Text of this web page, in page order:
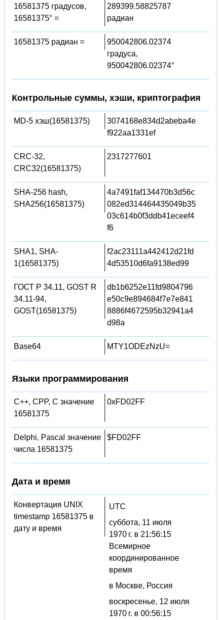
16581375 градусов,
16581375° =
289399.58825787
радиан
16581375 радиан =
950042806.02374
градуса,
950042806.02374°
Контрольные суммы, хэши, криптография
MD-5 хэш(16581375)
3074168e834d2abeba4e
f922aa1331ef
CRC-32,
CRC32(16581375)
2317277601
SHA-256 hash,
SHA256(16581375)
4a7491faf134470b3d56c
082ed314464435049b35
03c614b0f3ddb41eceef4
f6
SHA1, SHA-
1(16581375)
f2ac23111a442412d21fd
4d53510d6fa9138ed99
ГОСТ Р 34.11, GOST R
34.11-94,
GOST(16581375)
db1b6252e11fd9804796
e50c9e894684f7e7e841
8886f4672595b32941a4
d98a
Base64 MTY1ODEzNzU=
Языки программирования
C++, CPP, C значение
16581375
0xFD02FF
Delphi, Pascal значение
числа 16581375
$FD02FF
Дата и время
Конвертация UNIX
timestamp 16581375 в
дату и время
UTC
суббота, 11 июля
1970 г. в 21:56:15
Всемирное
координированное
время
в Москве, Россия
воскресенье, 12 июля
1970 г. в 00:56:15